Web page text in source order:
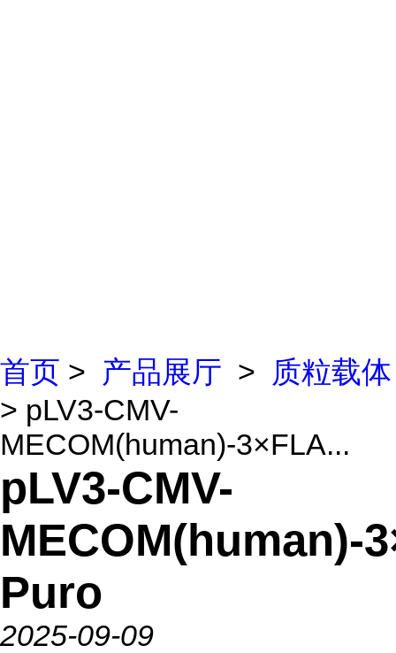
首页 > 产品展厅 >
质粒载体
> pLV3-CMV-
MECOM(human)-3×FLA...
pLV3-CMV-
MECOM(human)-
Puro
2025-09-09